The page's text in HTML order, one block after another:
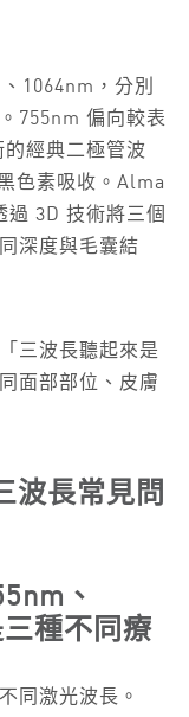
1064nm，分別
755nm 偏向較表
經典二極管波
色素吸收。Alma
3D 技術將三個
深度與毛囊結
三波長聽起來是
面部部位、皮膚
波長常見問
、
種不同療
同激光波長。